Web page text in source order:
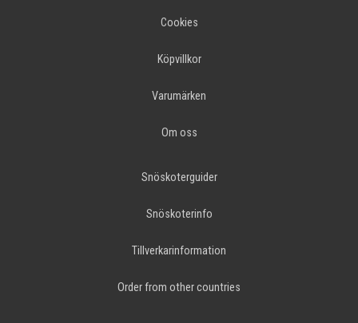
Cookies
Köpvillkor
Varumärken
Om oss
Snöskoterguider
Snöskoterinfo
Tillverkarinformation
Order from other countries